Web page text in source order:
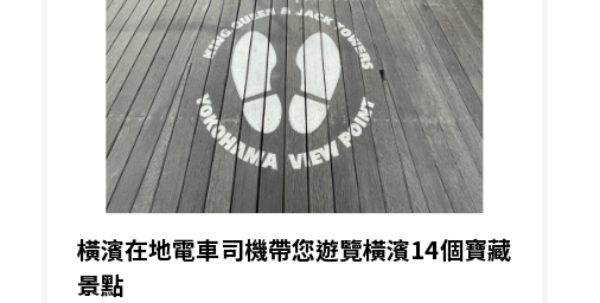
橫濱在地電車司機帶您遊覽橫濱14個寶藏
景點